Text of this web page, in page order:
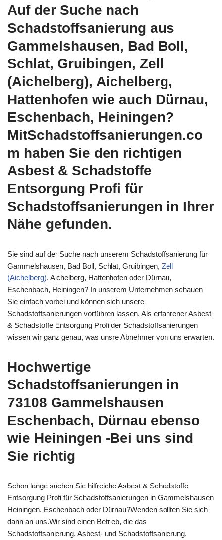
Auf der Suche nach
Schadstoffsanierung aus
Gammelshausen, Bad Boll,
Schlat, Gruibingen, Zell
(Aichelberg), Aichelberg,
Hattenhofen wie auch Dürnau,
Eschenbach, Heiningen?
MitSchadstoffsanierungen.co
m haben Sie den richtigen
Asbest & Schadstoffe
Entsorgung Profi für
Schadstoffsanierungen in Ihrer
Nähe gefunden.
Sie sind auf der Suche nach unserem Schadstoffsanierung für
Gammelshausen, Bad Boll, Schlat, Gruibingen, Zell
(Aichelberg), Aichelberg, Hattenhofen oder Dürnau,
Eschenbach, Heiningen? In unserem Unternehmen schauen
Sie einfach vorbei und können sich unsere
Schadstoffsanierungen vorführen lassen. Als erfahrener Asbest
& Schadstoffe Entsorgung Profi der Schadstoffsanierungen
wissen wir ganz genau, was unsre Abnehmer von uns erwarten.
Hochwertige
Schadstoffsanierungen in
73108 Gammelshausen
Eschenbach, Dürnau ebenso
wie Heiningen -Bei uns sind
Sie richtig
Schon lange suchen Sie hilfreiche Asbest & Schadstoffe
Entsorgung Profi für Schadstoffsanierungen in Gammelshausen
Heiningen, Eschenbach oder Dürnau?Wenden sollten Sie sich
dann an uns.Wir sind einen Betrieb, die das
Schadstoffsanierung, Asbest- und Schadstoffsanierung,